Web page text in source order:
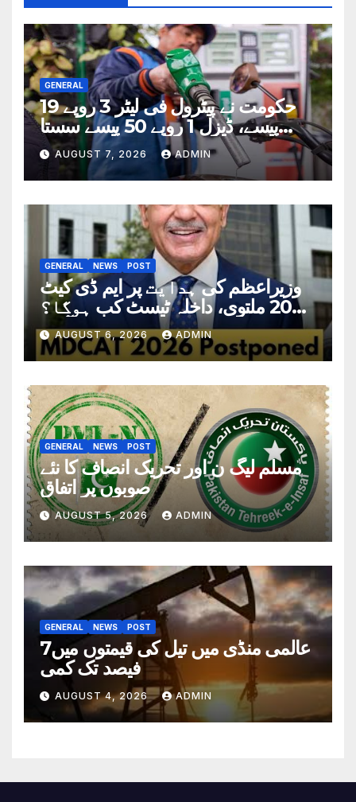
GENERAL
حکومت نے پیٹرول فی لیٹر 3 روپے 19
پیسے، ڈیزل 1 روپے 50 پیسے سستا
کردیا
AUGUST 7, 2026 ADMIN
GENERAL NEWS POST
وزیراعظم کی ہدایت پر ایم ڈی کیٹ
2026 ملتوی، داخلہ ٹیسٹ کب ہوگا؟
تاریخ سامنے آگئی
AUGUST 6, 2026 ADMIN
GENERAL NEWS POST
مسلم لیگ ن اور تحریک انصاف کا نئے
صوبوں پر اتفاق
AUGUST 5, 2026 ADMIN
GENERAL NEWS POST
عالمی منڈی میں تیل کی قیمتوں میں7
فیصد تک کمی
AUGUST 4, 2026 ADMIN